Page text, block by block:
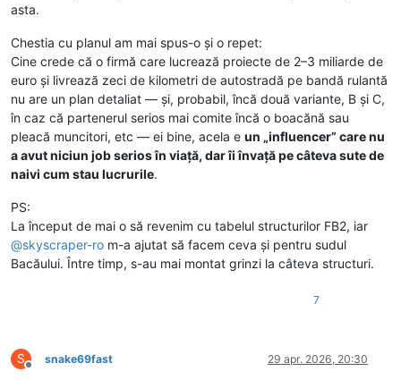
asta.
Chestia cu planul am mai spus-o și o repet:
Cine crede că o firmă care lucrează proiecte de 2–3 miliarde de
euro și livrează zeci de kilometri de autostradă pe bandă rulantă
nu are un plan detaliat — și, probabil, încă două variante, B și C,
în caz că partenerul serios mai comite încă o boacănă sau
pleacă muncitori, etc — ei bine, acela e un „influencer” care nu
a avut niciun job serios în viață, dar îi învață pe câteva sute de
naivi cum stau lucrurile.
PS:
La început de mai o să revenim cu tabelul structurilor FB2, iar
@skyscraper-ro m-a ajutat să facem ceva și pentru sudul
Bacăului. Între timp, s-au mai montat grinzi la câteva structuri.
7
S
Deconectat
snake69fast 29 apr. 2026, 20:30